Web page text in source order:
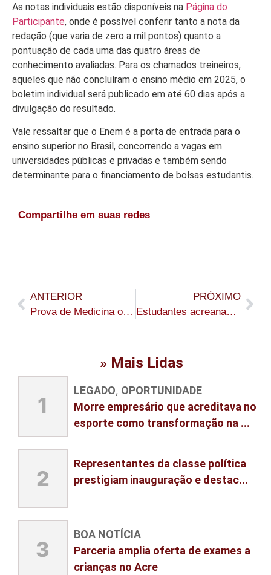
Economia
Atos Oficiais
Atualidades
Blogs e Colunas
Especiais
Gastronomia
Sobre o Portal Acre
Fale com Portal
As notas individuais estão disponíveis na Página do
Participante, onde é possível conferir tanto a nota da
redação (que varia de zero a mil pontos) quanto a
pontuação de cada uma das quatro áreas de
conhecimento avaliadas. Para os chamados treineiros,
aqueles que não concluíram o ensino médio em 2025, o
boletim individual será publicado em até 60 dias após a
divulgação do resultado.
Vale ressaltar que o Enem é a porta de entrada para o
ensino superior no Brasil, concorrendo a vagas em
universidades públicas e privadas e também sendo
determinante para o financiamento de bolsas estudantis.
Compartilhe em suas redes
ANTERIOR
Prova de Medicina ou teste de resistência? Quando um vestibular se transformou numa versão universitária de Jogos Vorazes
PRÓXIMO
Estudantes acreanas desenvolvem projeto de sabonete sustentável com óleo de buriti e são finalistas em feira de ciências de São Paulo
» Mais Lidas
1
LEGADO, OPORTUNIDADE
Morre empresário que acreditava no
esporte como transformação na ...
2
Representantes da classe política
prestigiam inauguração e destac...
3
BOA NOTÍCIA
Parceria amplia oferta de exames a
crianças no Acre